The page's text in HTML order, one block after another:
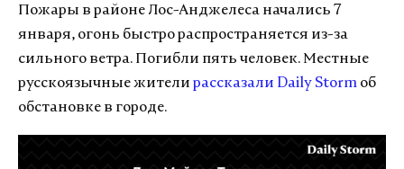
Пожары в районе Лос-Анджелеса начались 7
января, огонь быстро распространяется из-за
сильного ветра. Погибли пять человек. Местные
русскоязычные жители рассказали Daily Storm об
обстановке в городе.